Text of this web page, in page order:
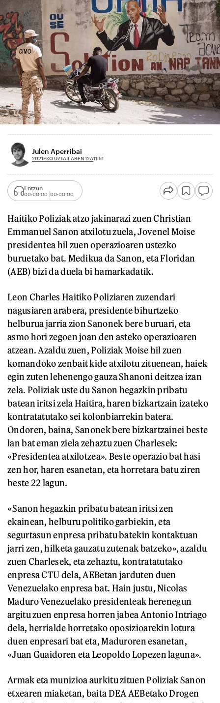
Julen Aperribai
2021EKO UZTAILAREN 12A11:51
Entzun
00:00:00 00:00:00
Haitiko Poliziak atzo jakinarazi zuen Christian
Emmanuel Sanon atxilotu zuela, Jovenel Moise
presidentea hil zuen operazioaren ustezko
buruetako bat. Medikua da Sanon, eta Floridan
(AEB) bizi da duela bi hamarkadatik.
Leon Charles Haitiko Poliziaren zuzendari
nagusiaren arabera, presidente bihurtzeko
helburua jarria zion Sanonek bere buruari, eta
asmo hori zegoen joan den asteko operazioaren
atzean. Azaldu zuen, Poliziak Moise hil zuen
komandoko zenbait kide atxilotu zituenean, haiek
egin zuten lehenengo gauza Shanoni deitzea izan
zela. Poliziak uste du Sanon hegazkin pribatu
batean iritsi zela Haitira, haren bizkartzain izateko
kontratatutako sei kolonbiarrekin batera.
Ondoren, baina, Sanonek bere bizkartzainei beste
lan bat eman ziela zehaztu zuen Charlesek:
«Presidentea atxilotzea». Beste operazio bat hasi
zen hor, haren esanetan, eta horretara batu ziren
beste 22 lagun.
«Sanon hegazkin pribatu batean iritsi zen
ekainean, helburu politiko garbiekin, eta
segurtasun enpresa pribatu batekin kontaktuan
jarri zen, hilketa gauzatu zutenak batzeko», azaldu
zuen Charlesek, eta zehaztu, kontratatutako
enpresa CTU dela, AEBetan jarduten duen
Venezuelako enpresa bat. Hain justu, Nicolas
Maduro Venezuelako presidenteak herenegun
argitu zuen enpresa horren jabea Antonio Intriago
dela, herrialde horretako oposizioarekin lotura
duen enpresari bat eta, Maduroren esanetan,
«Juan Guaidoren eta Leopoldo Lopezen laguna».
Armak eta munizioa aurkitu zituen Poliziak Sanon
etxearen miaketan, baita DEA AEBetako Drogen